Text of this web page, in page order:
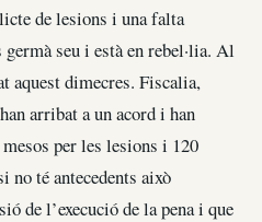
de lesions i una falta
germà seu i està en rebel·lia. Al
aquest dimecres. Fiscalia,
arribat a un acord i han
per les lesions i 120
no té antecedents això
de l’execució de la pena i que